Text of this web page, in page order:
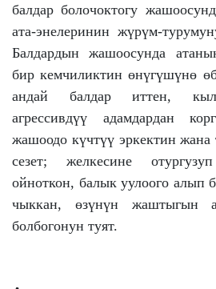
балдар болочоктогу
ата-энелеринин жүрүм-
Балдардын жашоосунда
бир кемчиликтин өнүгүшүнө
андай балдар иттен,
агрессивдүү адамдардан
жашоодо күчтүү эркектин
сезет; желкесине
ойноткон, балык уулоого алып
чыккан, өзүнүн жаштыгын
болбогонун туят.